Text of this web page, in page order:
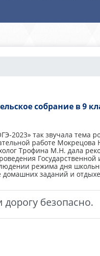
собрание в 9
2023» так звучала тема
работе
Трофина М.Н. дала
режима дня
домашних заданий и
дорогу безопасно.